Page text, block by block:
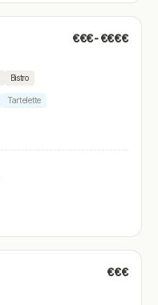
€€€-€€€€
Bistro
Tartelette
€€€